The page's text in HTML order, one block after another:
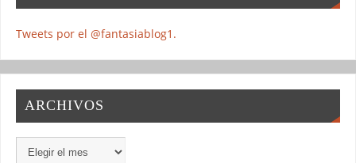
Tweets por el @fantasiablog1.
ARCHIVOS